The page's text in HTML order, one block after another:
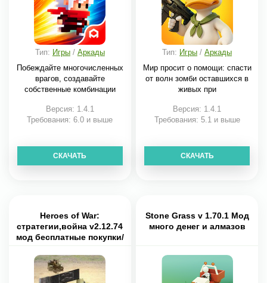
Тип: Игры/ Аркады
Побеждайте многочисленных
врагов, создавайте
собственные комбинации
Версия: 1.4.1
Требования: 6.0 и выше
СКАЧАТЬ
Тип: Игры /Аркады
Мир просит о помощи: спасти
от волн зомби оставшихся в
живых при
Версия: 1.4.1
Требования: 5.1 и выше
СКАЧАТЬ
Heroes of War:
стратегии,война v2.12.74
мод бесплатные покупки/
Stone Grass v 1.70.1 Мод
много денег и алмазов